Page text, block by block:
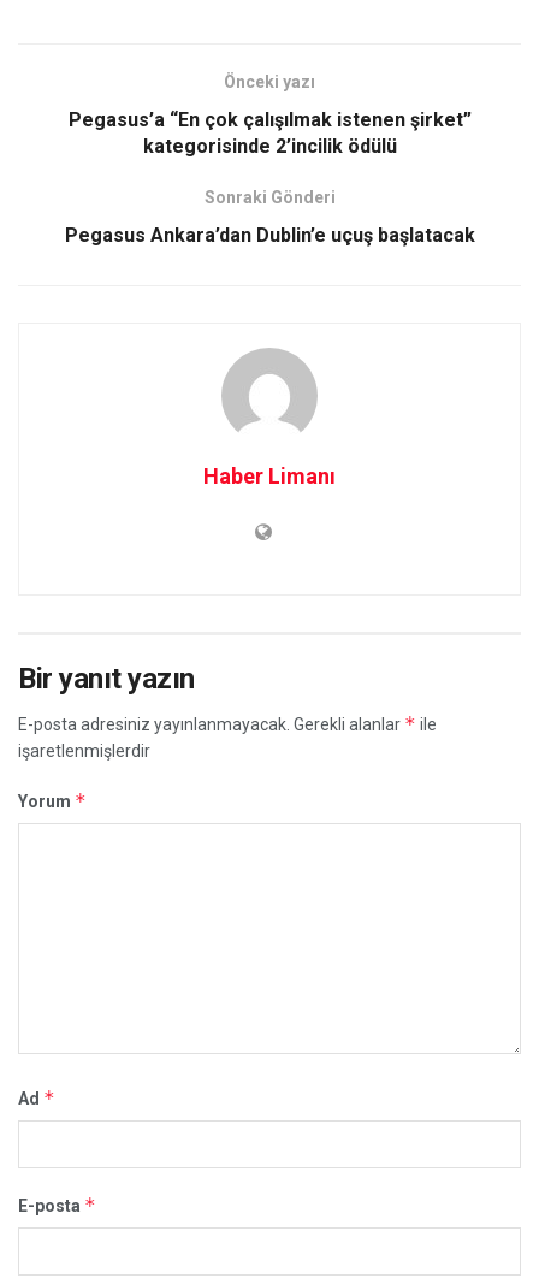
Önceki yazı
Pegasus’a “En çok çalışılmak istenen şirket”
kategorisinde 2’incilik ödülü
Sonraki Gönderi
Pegasus Ankara’dan Dublin’e uçuş başlatacak
Haber Limanı
Bir yanıt yazın
E-posta adresiniz yayınlanmayacak. Gerekli alanlar * ile
işaretlenmişlerdir
Yorum *
Ad *
E-posta *